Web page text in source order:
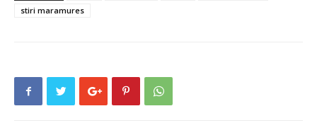
stiri maramures